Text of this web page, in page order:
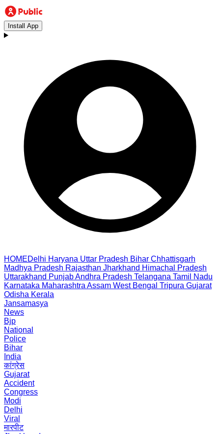
Install App
HOMEDelhi Haryana Uttar Pradesh Bihar Chhattisgarh
Madhya Pradesh Rajasthan Jharkhand Himachal Pradesh
Uttarakhand PunjabAndhra Pradesh Telangana Tamil Nadu
Karnataka Maharashtra Assam West Bengal Tripura Gujarat
Odisha Kerala
Jansamasya
News
Bjp
National
Police
Bihar
India
कांग्रेस
Gujarat
Accident
Congress
Modi
Delhi
Viral
मारपीट